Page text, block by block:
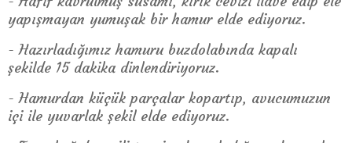
yapışmayan yumuşak bir hamur elde ediyoruz.
- Hazırladığımız hamuru buzdolabında kapalı
şekilde 15 dakika dinlendiriyoruz.
- Hamurdan küçük parçalar kopartıp, avucumuzun
içi ile yuvarlak şekil elde ediyoruz.